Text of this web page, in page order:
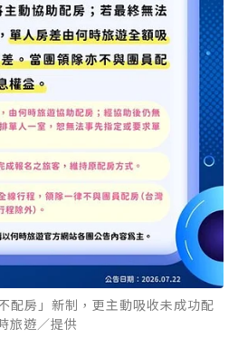
房」新制，更主動吸收未成功配
旅遊／提供